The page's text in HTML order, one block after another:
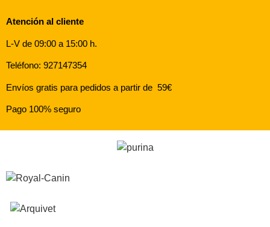
Atención al cliente
L-V de 09:00 a 15:00 h.
Teléfono: 927147354
Envíos gratis para pedidos a partir de 59€
Pago 100% seguro